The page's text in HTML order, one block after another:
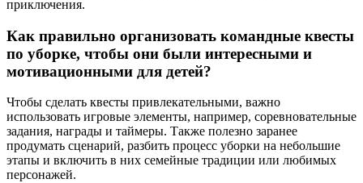
приключения.
Как правильно организовать командные квесты
по уборке, чтобы они были интересными и
мотивационными для детей?
Чтобы сделать квесты привлекательными, важно
использовать игровые элементы, например, соревновательные
задания, награды и таймеры. Также полезно заранее
продумать сценарий, разбить процесс уборки на небольшие
этапы и включить в них семейные традиции или любимых
персонажей.